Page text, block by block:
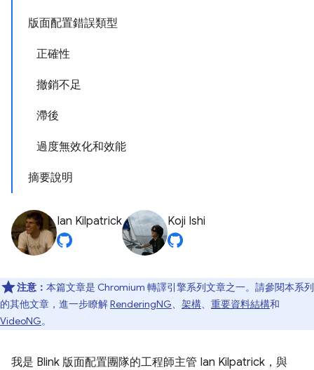
版面配置錯誤類型
正確性
撤銷不足
滯後
過度無效化和效能
摘要說明
Ian Kilpatrick Koji Ishi
注意： 本篇文章是 Chromium 轉譯引擎系列文章之一。請參閱本系列
的其他文章，進一步瞭解RenderingNG、 架構、 重要資料結構和
VideoNG。
我是 Blink 版面配置團隊的工程師主管 Ian Kilpatrick，與